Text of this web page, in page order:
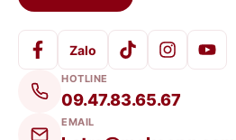
Zalo
HOTLINE
09.47.83.65.67
EMAIL